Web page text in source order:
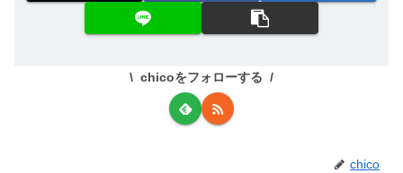
chicoをフォローする
chico